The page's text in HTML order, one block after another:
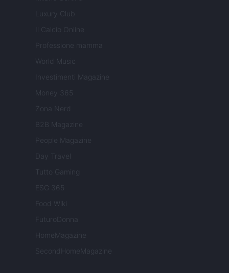
Luxury Club
Il Calcio Online
Professione mamma
World Music
Investimenti Magazine
Money 365
Zona Nerd
B2B Magazine
People Magazine
Day Travel
Tutto Gaming
ESG 365
Food Wiki
FuturoDonna
HomeMagazine
SecondHomeMagazine